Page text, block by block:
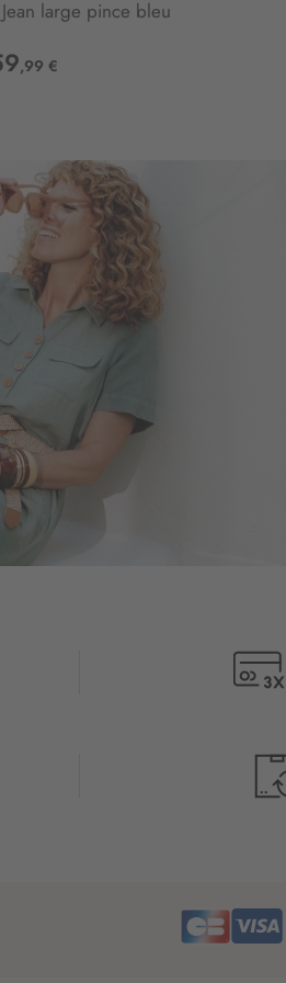
Jean large pince bleu
,99 €